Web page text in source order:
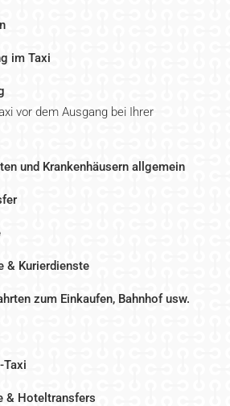
im Taxi
vor dem Ausgang bei Ihrer
und Krankenhäusern allgemein
& Kurierdienste
zum Einkaufen, Bahnhof usw.
Taxi
& Hoteltransfers